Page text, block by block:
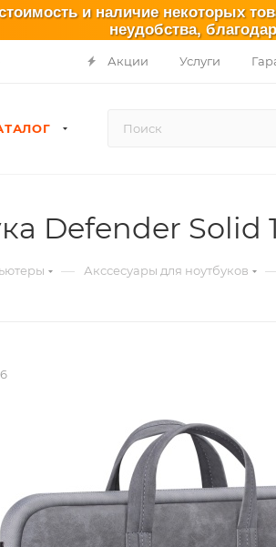
и наличие некоторых
неудобства,
Акции Услуги
Defender Solid
— Акссесуары для ноутбуков